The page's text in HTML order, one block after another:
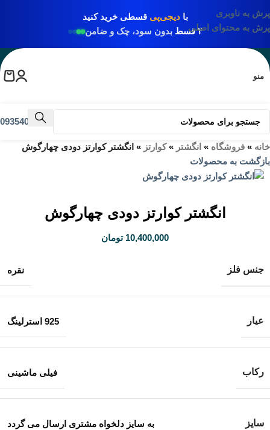
پرش به ناوبری
پرش به محتوای اصلی
بادیجی‌پی قسطی خرید کنید
۴ قسط
بدون سود، چک و ضامن
منو
09354031009
خانه » فروشگاه » انگشتر »کوارتز » انگشتر کوارتز دودی چهارگوش
بازگشت به محصولات
انگشتر کوارتز دودی چهارگوش
10,400,000 تومان
جنس فلز نقره
عیار 925 استرلینگ
رکاب فیلی ماشینی
سایز به سایز دلخواه مشتری ارسال می گردد